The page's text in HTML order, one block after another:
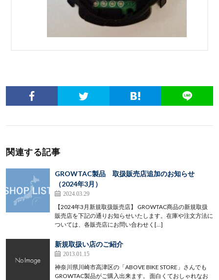
関連する記事
GROWTAC製品 取扱販売店追加のお知らせ
（2024年3月）
2024.03.29
【2024年3月新規取扱販売店】 GROWTAC商品の新規取扱
販売店を下記の通りお知らせいたします。在庫や注文方法に
ついては、各販売店にお問い合わせく[…]
新規取扱い店のご紹介
2013.01.15
神奈川県川崎市高津区の「ABOVE BIKE STORE」さんでも
GROWTAC製品がご購入出来ます。 面白くておしゃれなお